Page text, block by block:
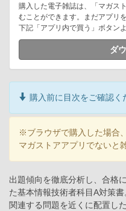
購入した電子雑誌は、「マガス
むことができます。まだアプリ
下記「アプリ内で買う」ボタン
ダ
購入前に目次をご確認く
※ブラウザで購入した場合
マガストアアプリでないと
出題傾向を徹底分析し、合格
た基本情報技術者科目A対策
関連する問題を近くに配置し